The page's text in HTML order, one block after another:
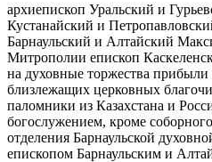
архиепископ Уральский и
Кустанайский и
Барнаульский и Алтайский
Митрополии епископ
на духовные торжества
близлежащих церковных
паломники из Казахстана и
богослужением, кроме
отделения Барнаульской
епископом Барнаульским и